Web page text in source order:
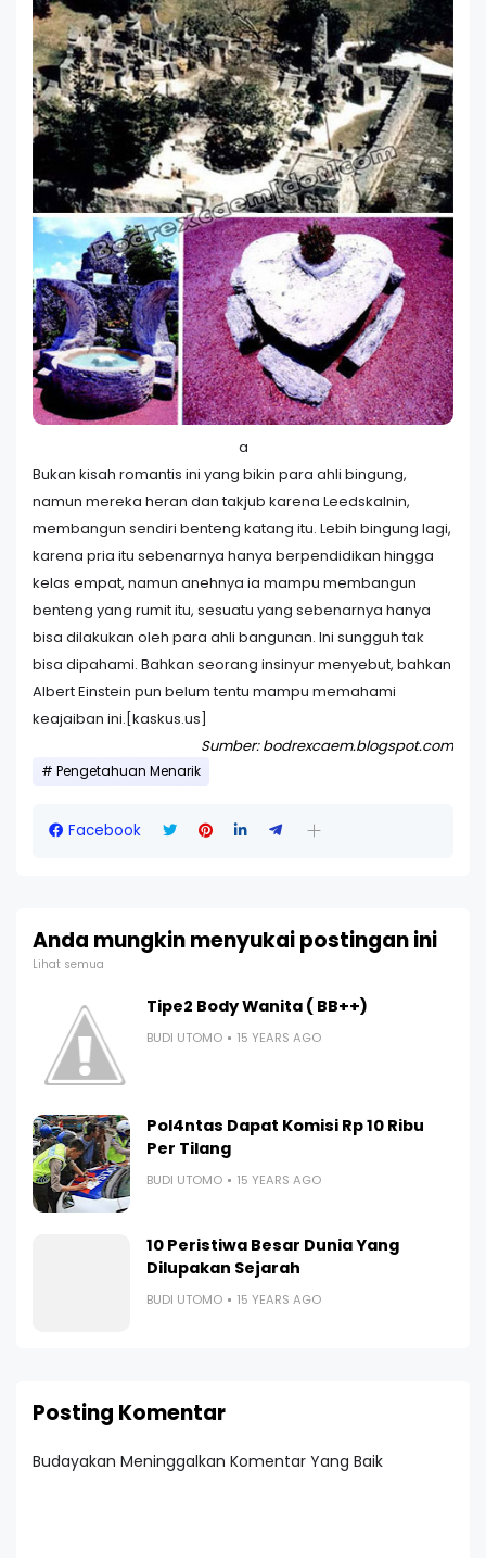
a
Bukan kisah romantis ini yang bikin para ahli bingung,
namun mereka heran dan takjub karena Leedskalnin,
membangun sendiri benteng katang itu. Lebih bingung lagi,
karena pria itu sebenarnya hanya berpendidikan hingga
kelas empat, namun anehnya ia mampu membangun
benteng yang rumit itu, sesuatu yang sebenarnya hanya
bisa dilakukan oleh para ahli bangunan. Ini sungguh tak
bisa dipahami. Bahkan seorang insinyur menyebut, bahkan
Albert Einstein pun belum tentu mampu memahami
keajaiban ini.[kaskus.us]
Sumber: bodrexcaem.blogspot.com
Pengetahuan Menarik
Facebook
Anda mungkin menyukai postingan ini
Lihat semua
Tipe2 Body Wanita ( BB++)
BUDI UTOMO 15 YEARS AGO
Pol4ntas Dapat Komisi Rp 10 Ribu
Per Tilang
BUDI UTOMO 15 YEARS AGO
10 Peristiwa Besar Dunia Yang
Dilupakan Sejarah
BUDI UTOMO 15 YEARS AGO
Posting Komentar
Budayakan Meninggalkan Komentar Yang Baik